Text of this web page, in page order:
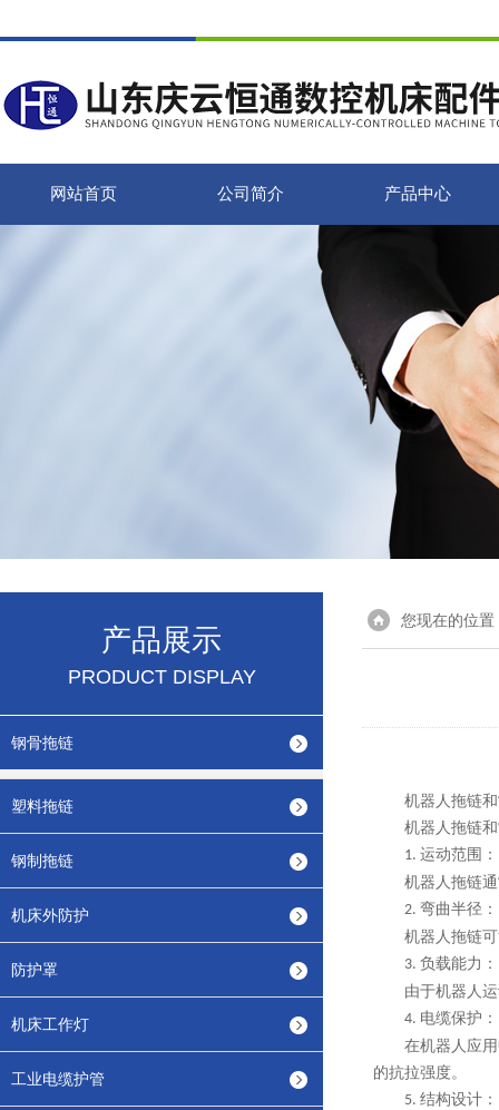
网站首页 公司简介 产品中心
产品展示
PRODUCT DISPLAY
钢骨拖链
塑料拖链
钢制拖链
机床外防护
防护罩
机床工作灯
工业电缆护管
您现在的位置
机器人拖链
机器人拖链
1. 运动范围：
机器人拖链
2. 弯曲半径：
机器人拖链
3. 负载能力：
由于机器人
4. 电缆保护：
在机器人应
的抗拉强度。
5. 结构设计：